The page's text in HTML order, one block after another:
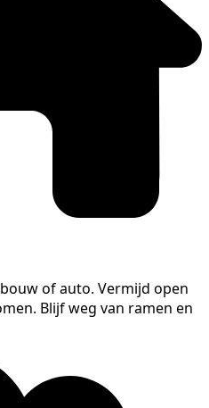
of auto. Vermijd open
Blijf weg van ramen en